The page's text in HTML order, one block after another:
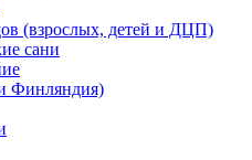
(взрослых, детей и ДЦП)
сани
Финляндия)